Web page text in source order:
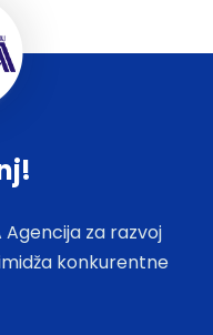
Agencija za razvoj
konkurentne